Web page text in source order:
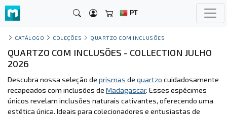
PT
CATÁLOGO COLEÇÕES QUARTZO COM INCLUSÕES
QUARTZO COM INCLUSÕES - COLLECTION JULHO
2026
Descubra nossa seleção de prismas de quartzo cuidadosamente
recapeados com inclusões de Madagascar. Esses espécimes
únicos revelam inclusões naturais cativantes, oferecendo uma
estética única. Ideais para colecionadores e entusiastas de